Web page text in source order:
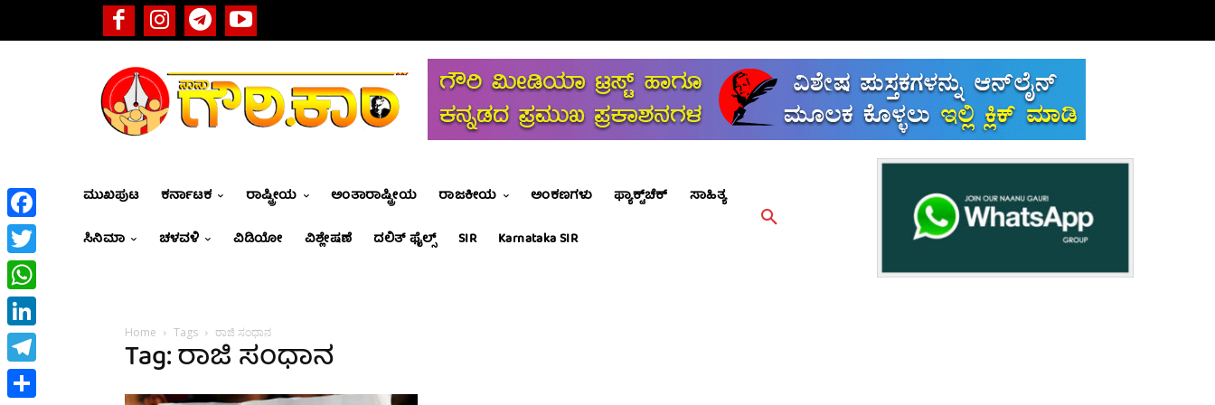
ಮುಖಪುಟ ಕರ್ನಾಟಕ ರಾಷ್ಟ್ರೀಯ ಅಂತಾರಾಷ್ಟ್ರೀಯ ರಾಜಕೀಯ ಅಂಕಣಗಳು ಫ್ಯಾಕ್ಟ್‌ಚೆಕ್
ಸಾಹಿತ್ಯ
ಸಿನಿಮಾ
ಚಳವಳಿ ವಿಡಿಯೋ ವಿಶ್ಲೇಷಣೆ ದಲಿತ್ ಫೈಲ್ಸ್ SIR Karnataka SIR
Home Tags ರಾಜಿ ಸಂಧಾನ
Tag: ರಾಜಿ ಸಂಧಾನ
Facebook
Twitter
WhatsApp
LinkedIn
Telegram